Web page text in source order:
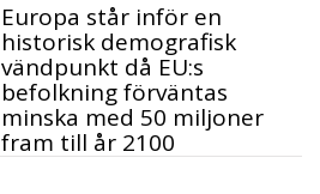
Europa står inför en
historisk demografisk
vändpunkt då EU:s
befolkning förväntas
minska med 50 miljoner
fram till år 2100